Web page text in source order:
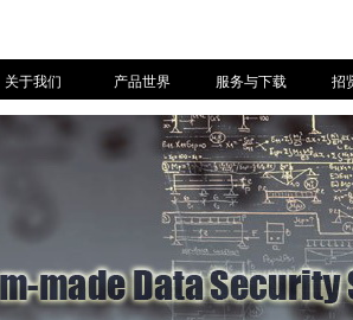
关于我们 产品世界 服务与下载 招